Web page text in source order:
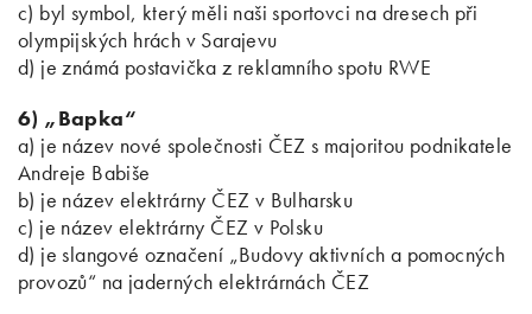
c) byl symbol, který měli naši sportovci na dresech při
olympijských hrách v Sarajevu
d) je známá postavička z reklamního spotu RWE
6) „Bapka“
a) je název nové společnosti ČEZ s majoritou podnikatele
Andreje Babiše
b) je název elektrárny ČEZ v Bulharsku
c) je název elektrárny ČEZ v Polsku
d) je slangové označení „Budovy aktivních a pomocných
provozů“ na jaderných elektrárnách ČEZ